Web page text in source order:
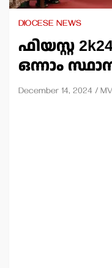
DIOCESE NEWS
ഫിയസ്റ്റ
ഒന്നാം
December 14, 2024